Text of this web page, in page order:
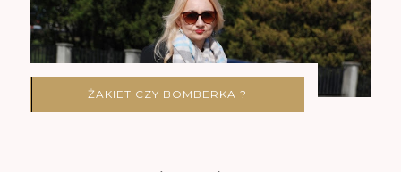
ŻAKIET CZY BOMBERKA ?